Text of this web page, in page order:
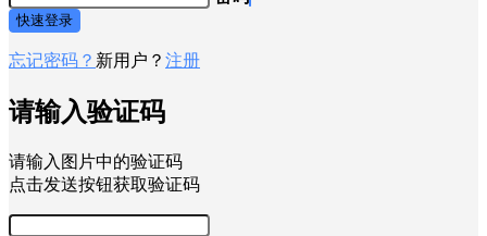
快速登录
忘记密码？ 新用户？ 注册
请输入验证码
请输入图片中的验证码
点击发送按钮获取验证码